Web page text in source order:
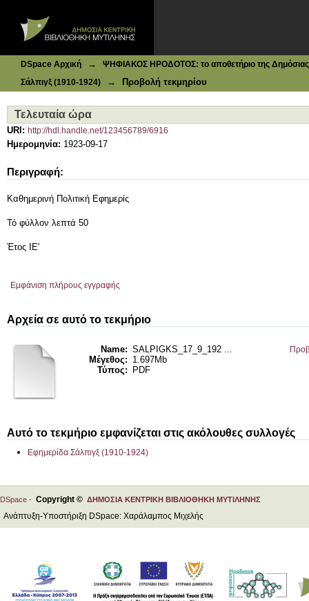
DSpace Αρχική →
ΨΗΦΙΑΚΟΣ ΗΡΟΔΟΤΟΣ: το αποθετήριο της Δημόσιας
Σάλπιγξ (1910-1924)
→ Προβολή τεκμηρίου
Τελευταία ώρα
URI: http://hdl.handle.net/123456789/6916
Ημερομηνία: 1923-09-17
Περιγραφή:
Καθημερινή Πολιτική Εφημερίς
Τό φύλλον λεπτά 50
Έτος ΙΕ'
Εμφάνιση πλήρους εγγραφής
Αρχεία σε αυτό το τεκμήριο
Name: SALPIGKS_17_9_192 ...
Μέγεθος: 1.697Mb
Τύπος:
PDF
Αυτό το τεκμήριο εμφανίζεται στις ακόλουθες συλλογές
Εφημερίδα Σάλπιγξ (1910-1924)
DSpace - Copyright © ΔΗΜΟΣΙΑ ΚΕΝΤΡΙΚΗ ΒΙΒΛΙΟΘΗΚΗ ΜΥΤΙΛΗΝΗΣ
Ανάπτυξη-Υποστήριξη DSpace: Χαράλαμπος Μιχελής